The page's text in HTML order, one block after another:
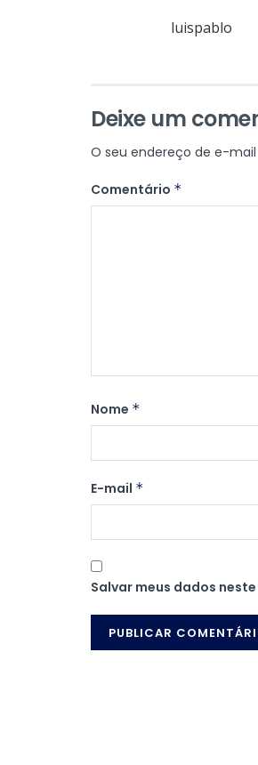
luispablo
Deixe um
O seu endereço de e-
Comentário *
Nome *
E-mail *
Salvar meus dados